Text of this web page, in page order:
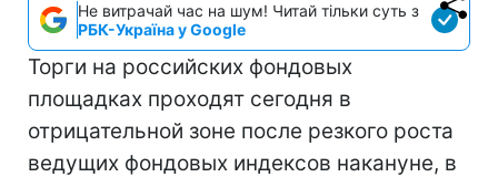
Не витрачай час на шум! Читай тільки суть з
РБК-Україна у Google
Торги на российских фондовых
площадках проходят сегодня в
отрицательной зоне после резкого роста
ведущих фондовых индексов накануне, в